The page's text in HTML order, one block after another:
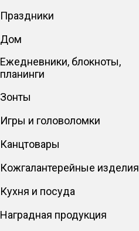
Праздники
Дом
Ежедневники, блокноты,
планинги
Зонты
Игры и головоломки
Канцтовары
Кожгалантерейные изделия
Кухня и посуда
Наградная продукция